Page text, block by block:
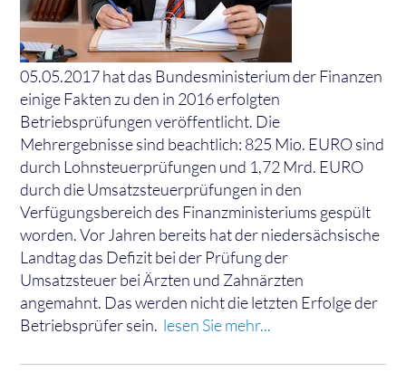
05.05.2017 hat das Bundesministerium der Finanzen
einige Fakten zu den in 2016 erfolgten
Betriebsprüfungen veröffentlicht. Die
Mehrergebnisse sind beachtlich: 825 Mio. EURO sind
durch Lohnsteuerprüfungen und 1,72 Mrd. EURO
durch die Umsatzsteuerprüfungen in den
Verfügungsbereich des Finanzministeriums gespült
worden. Vor Jahren bereits hat der niedersächsische
Landtag das Defizit bei der Prüfung der
Umsatzsteuer bei Ärzten und Zahnärzten
angemahnt. Das werden nicht die letzten Erfolge der
Betriebsprüfer sein. lesen Sie mehr...